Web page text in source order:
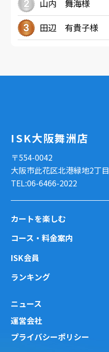
山内 舞海様
田辺 有貴子様
ISK大阪舞洲店
〒554-0042
大阪市此花区北港緑地2丁目
TEL:06-6466-2022
カートを楽しむ
コース・料金案内
ISK会員
ランキング
ニュース
運営会社
プライバシーポリシー